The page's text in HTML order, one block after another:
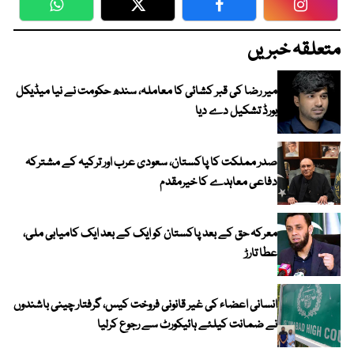
WhatsApp Twitter Facebook
متعلقہ خبریں
میر رضا کی قبر کشائی کا معاملہ، سندھ حکومت نے نیا میڈیکل
بورڈ تشکیل دے دیا
صدر مملکت کا پاکستان، سعودی عرب اور ترکیہ کے مشترکہ
دفاعی معاہدے کا خیرمقدم
معرکہ حق کے بعد پاکستان کو ایک کے بعد ایک کامیابی ملی،
عطا تارڑ
انسانی اعضاء کی غیر قانونی فروخت کیس، گرفتار چینی باشندوں
نے ضمانت کیلئے ہائیکورٹ سے رجوع کرلیا